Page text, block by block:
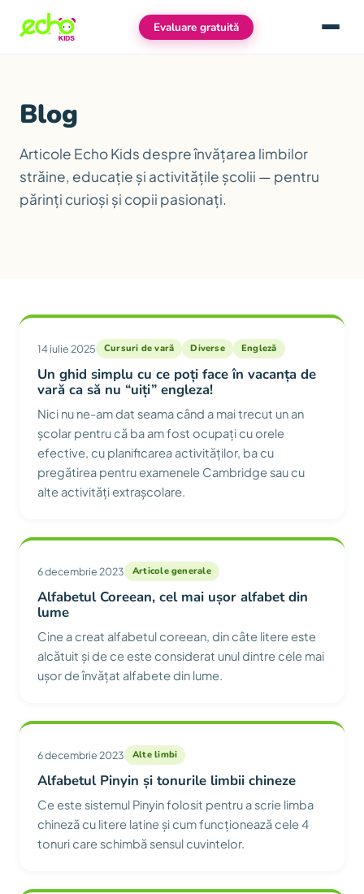
Evaluare gratuită Meniu
Blog
Articole Echo Kids despre învățarea limbilor
străine, educație și activitățile școlii — pentru
părinți curioși și copii pasionați.
Articole
14 iulie 2025 Cursuri de vară Diverse Engleză
Un ghid simplu cu ce poți face în vacanța de
vară ca să nu “uiți” engleza!
Nici nu ne-am dat seama când a mai trecut un an
școlar pentru că ba am fost ocupați cu orele
efective, cu planificarea activităților, ba cu
pregătirea pentru examenele Cambridge sau cu
alte activități extrașcolare.
6 decembrie 2023 Articole generale
Alfabetul Coreean, cel mai ușor alfabet din
lume
Cine a creat alfabetul coreean, din câte litere este
alcătuit și de ce este considerat unul dintre cele mai
ușor de învățat alfabete din lume.
6 decembrie 2023 Alte limbi
Alfabetul Pinyin și tonurile limbii chineze
Ce este sistemul Pinyin folosit pentru a scrie limba
chineză cu litere latine și cum funcționează cele 4
tonuri care schimbă sensul cuvintelor.